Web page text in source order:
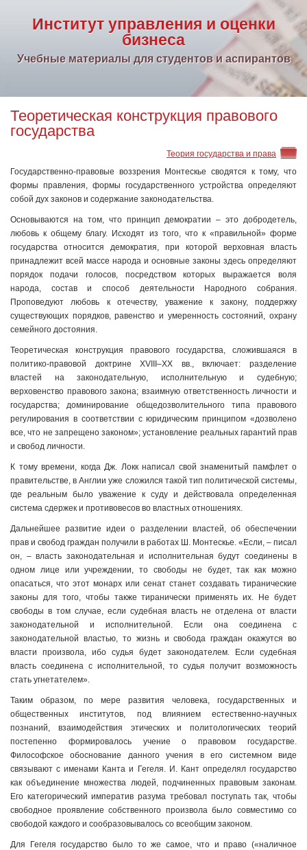
Институт управления и оценки
бизнеса
Учебные материалы для студентов и аспирантов
Теоретическая конструкция правового
государства
Теория государства и права
Государственно-правовые воззрения Монтескье сводятся к тому, что
формы правления, формы государственного устройства определяют
собой дух законов и содержание законодательства.
Основываются на том, что принцип демократии – это добродетель,
любовь к общему благу. Исходят из того, что к «правильной» форме
государства относится демократия, при которой верховная власть
принадлежит всей массе народа и основные законы здесь определяют
порядок подачи голосов, посредством которых выражается воля
народа, состав и способ деятельности Народного собрания.
Проповедуют любовь к отечеству, уважение к закону, поддержку
существующих порядков, равенство и умеренность состояний, охрану
семейного достояния.
Теоретическая конструкция правового государства, сложившаяся в
политико-правовой доктрине ХVIII–ХХ вв., включает: разделение
властей на законодательную, исполнительную и судебную;
верховенство правового закона; взаимную ответственность личности и
государства; доминирование общедозволительного типа правового
регулирования в соответствии с юридическим принципом «дозволено
все, что не запрещено законом»; установление реальных гарантий прав
и свобод личности.
К тому времени, когда Дж. Локк написал свой знаменитый памфлет о
правительстве, в Англии уже сложился такой тип политической системы,
где реальным было уважение к суду и действовала определенная
система сдержек и противовесов во властных отношениях.
Дальнейшее развитие идеи о разделении властей, об обеспечении
прав и свобод граждан получили в работах Ш. Монтескье. «Если, – писал
он, – власть законодательная и исполнительная будут соединены в
одном лице или учреждении, то свободы не будет, так как можно
опасаться, что этот монарх или сенат станет создавать тиранические
законы для того, чтобы также тиранически применять их. Не будет
свободы в том случае, если судебная власть не отделена от власти
законодательной и исполнительной. Если она соединена с
законодательной властью, то жизнь и свобода граждан окажутся во
власти произвола, ибо судья будет законодателем. Если судебная
власть соединена с исполнительной, то судья получит возможность
стать угнетателем».
Таким образом, по мере развития человека, государственных и
общественных институтов, под влиянием естественно-научных
познаний, взаимодействия этических и политологических теорий
постепенно формировалось учение о правовом государстве.
Философское обоснование данного учения в его системном виде
связывают с именами Канта и Гегеля. И. Кант определял государство
как объединение множества людей, подчиненных правовым законам.
Его категорический императив разума требовал поступать так, чтобы
свободное проявление собственного произвола было совместимо со
свободой каждого и сообразовывалось со всеобщим законом.
Для Гегеля государство было то же самое, что и право («наличное